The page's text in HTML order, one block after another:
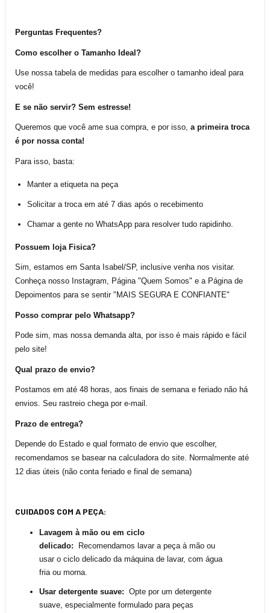
Perguntas Frequentes?
Como escolher o Tamanho Ideal?
Use nossa tabela de medidas para escolher o tamanho ideal para
você!
E se não servir? Sem estresse!
Queremos que você ame sua compra, e por isso, a primeira troca
é por nossa conta!
Para isso, basta:
Manter a etiqueta na peça
Solicitar a troca em até 7 dias após o recebimento
Chamar a gente no WhatsApp para resolver tudo rapidinho.
Possuem loja Fisica?
Sim, estamos em Santa Isabel/SP, inclusive venha nos visitar.
Conheça nosso Instagram, Página "Quem Somos" e a Página de
Depoimentos para se sentir "MAIS SEGURA E CONFIANTE"
Posso comprar pelo Whatsapp?
Pode sim, mas nossa demanda alta, por isso é mais rápido e fácil
pelo site!
Qual prazo de envio?
Postamos em até 48 horas, aos finais de semana e feriado não há
envios. Seu rastreio chega por e-mail.
Prazo de entrega?
Depende do Estado e qual formato de envio que escolher,
recomendamos se basear na calculadora do site. Normalmente até
12 dias úteis (não conta feriado e final de semana)
CUIDADOS COM A PEÇA:
Lavagem à mão ou em ciclo
delicado:
Recomendamos lavar a peça à mão ou
usar o ciclo delicado da máquina de lavar, com água
fria ou morna.
Usar detergente suave: Opte por um detergente
suave, especialmente formulado para peças